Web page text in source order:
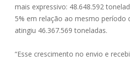
mais expressivo: 48.648.592
5% em relação ao mesmo período
atingiu 46.367.569 toneladas.
“Esse crescimento no envio e